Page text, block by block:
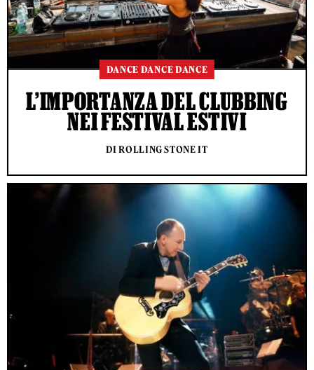
DANCE DANCE DANCE
L’IMPORTANZA DEL CLUBBING
NEI FESTIVAL ESTIVI
DI ROLLING STONE IT